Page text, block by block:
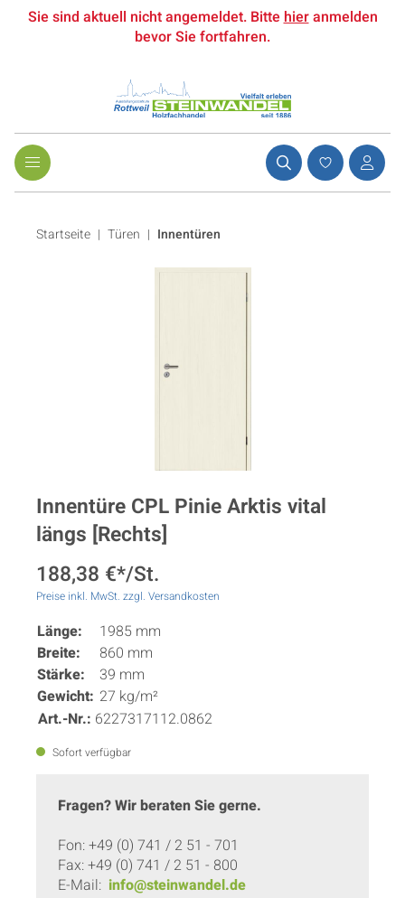
Sie sind aktuell nicht angemeldet. Bittehieranmelden
bevor Sie fortfahren.
Startseite Türen | Innentüren
Innentüre CPL Pinie Arktis vital
längs [Rechts]
188,38 €*/St.
Preise inkl. MwSt. zzgl. Versandkosten
Länge:
1985 mm
Breite:
860 mm
Stärke:
39 mm
Gewicht: 27 kg/m²
Art.-Nr.: 6227317112.0862
Sofort verfügbar
Fragen? Wir beraten Sie gerne.
Fon: +49 (0) 741 / 2 51 - 701
Fax: +49 (0) 741 / 2 51 - 800
E-Mail: info@steinwandel.de